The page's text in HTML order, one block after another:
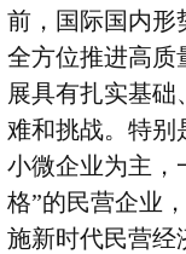
前，国际国内形
全方位推进高质
展具有扎实基础
难和挑战。特别
小微企业为主，
格”的民营企业
施新时代民营经